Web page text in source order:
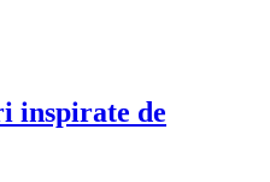
inspirate de